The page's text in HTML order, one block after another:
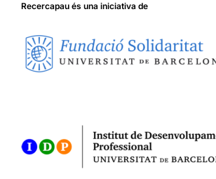
Recercapau és una iniciativa de